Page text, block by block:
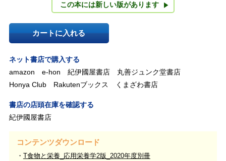
この本には新しい版があります
カートに入れる
ネット書店で購入する
amazon
e-hon 紀伊國屋書店
丸善ジュンク堂書店
Honya Club
Rakutenブックス くまざわ書店
書店の店頭在庫を確認する
紀伊國屋書店
コンテンツダウンロード
T食物と栄養_応用栄養学2版_2020年度別冊